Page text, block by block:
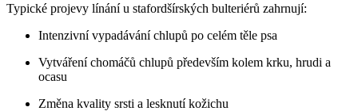
Typické projevy línání u stafordšírských bulteriérů zahrnují:
Intenzivní vypadávání chlupů po celém těle psa
Vytváření chomáčů chlupů především kolem krku, hrudi a
ocasu
Změna kvality srsti a lesknutí kožichu